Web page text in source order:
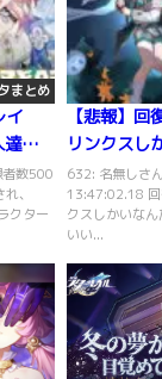
まとめ
イ
成ｗ
者数500
、
クター
【悲報】
リンクスし
632: 名無し
13:47:02.18 回
クスしかいな
いい...